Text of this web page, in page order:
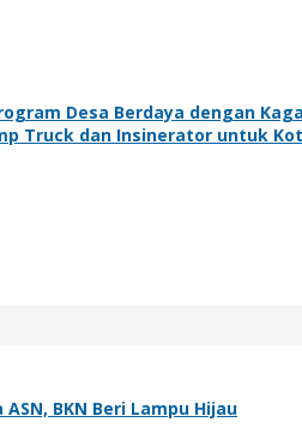
Desa Berdaya dengan
Truck dan Insinerator untuk
BKN Beri Lampu Hijau